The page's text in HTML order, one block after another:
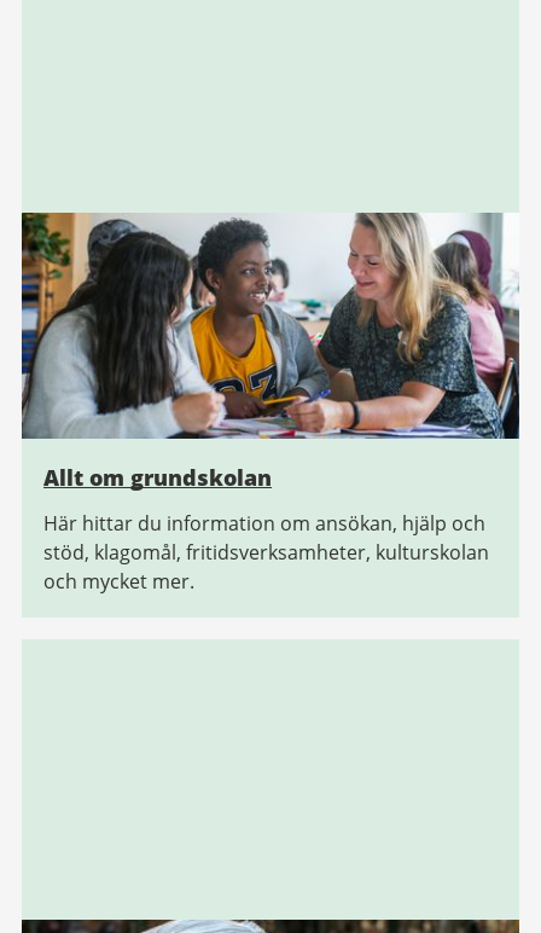
Allt om grundskolan
Här hittar du information om ansökan, hjälp och
stöd, klagomål, fritidsverksamheter, kulturskolan
och mycket mer.